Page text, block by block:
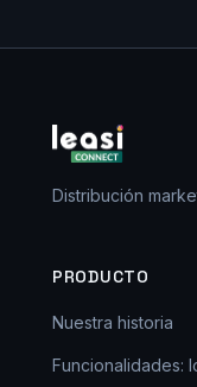
Distribución
PRODUCTO
Nuestra historia
Funcionalidades: